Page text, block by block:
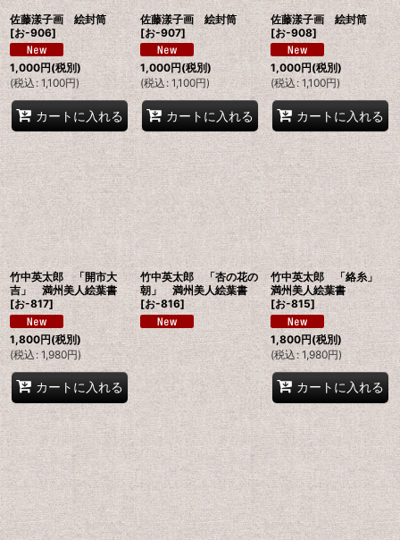
佐藤漾子画 絵封筒
[お-906]
1,000円(税別)
(税込: 1,100円)
カートに入れる
佐藤漾子画 絵封筒
[お-907]
1,000円(税別)
(税込: 1,100円)
カートに入れる
佐藤漾子画 絵封筒
[お-908]
1,000円(税別)
(税込 : 1,100円)
カートに入れる
竹中英太郎 「開市大
吉」 満州美人絵葉書
[お-817]
1,800円(税別)
(税込 : 1,980円)
カートに入れる
竹中英太郎 「杏の花の
朝」 満州美人絵葉書
[お-816]
竹中英太郎 「絡糸」
満州美人絵葉書
[お-815]
1,800円(税別)
(税込: 1,980円)
カートに入れる